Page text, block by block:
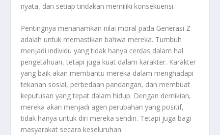
nyata, dan setiap tindakan memiliki konsekuensi.
Pentingnya menanamkan nilai moral pada Generasi Z
adalah untuk memastikan bahwa mereka. Tumbuh
menjadi individu yang tidak hanya cerdas dalam hal
pengetahuan, tetapi juga kuat dalam karakter. Karakter
yang baik akan membantu mereka dalam menghadapi
tekanan sosial, perbedaan pandangan, dan membuat
keputusan yang tepat dalam hidup. Dengan demikian,
mereka akan menjadi agen perubahan yang positif,
tidak hanya untuk diri mereka sendiri. Tetapi juga bagi
masyarakat secara keseluruhan.